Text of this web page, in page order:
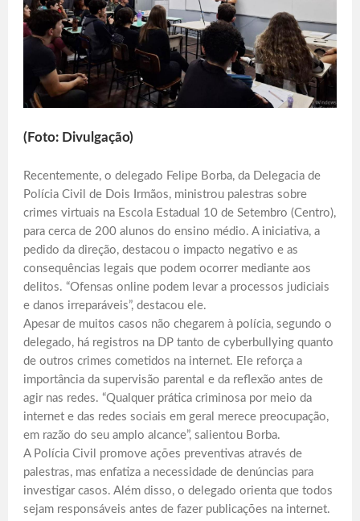
(Foto: Divulgação)
Recentemente, o delegado Felipe Borba, da Delegacia de
Polícia Civil de Dois Irmãos, ministrou palestras sobre
crimes virtuais na Escola Estadual 10 de Setembro (Centro),
para cerca de 200 alunos do ensino médio. A iniciativa, a
pedido da direção, destacou o impacto negativo e as
consequências legais que podem ocorrer mediante aos
delitos. “Ofensas online podem levar a processos judiciais
e danos irreparáveis”, destacou ele.
Apesar de muitos casos não chegarem à polícia, segundo o
delegado, há registros na DP tanto de cyberbullying quanto
de outros crimes cometidos na internet. Ele reforça a
importância da supervisão parental e da reflexão antes de
agir nas redes. “Qualquer prática criminosa por meio da
internet e das redes sociais em geral merece preocupação,
em razão do seu amplo alcance”, salientou Borba.
A Polícia Civil promove ações preventivas através de
palestras, mas enfatiza a necessidade de denúncias para
investigar casos. Além disso, o delegado orienta que todos
sejam responsáveis antes de fazer publicações na internet.